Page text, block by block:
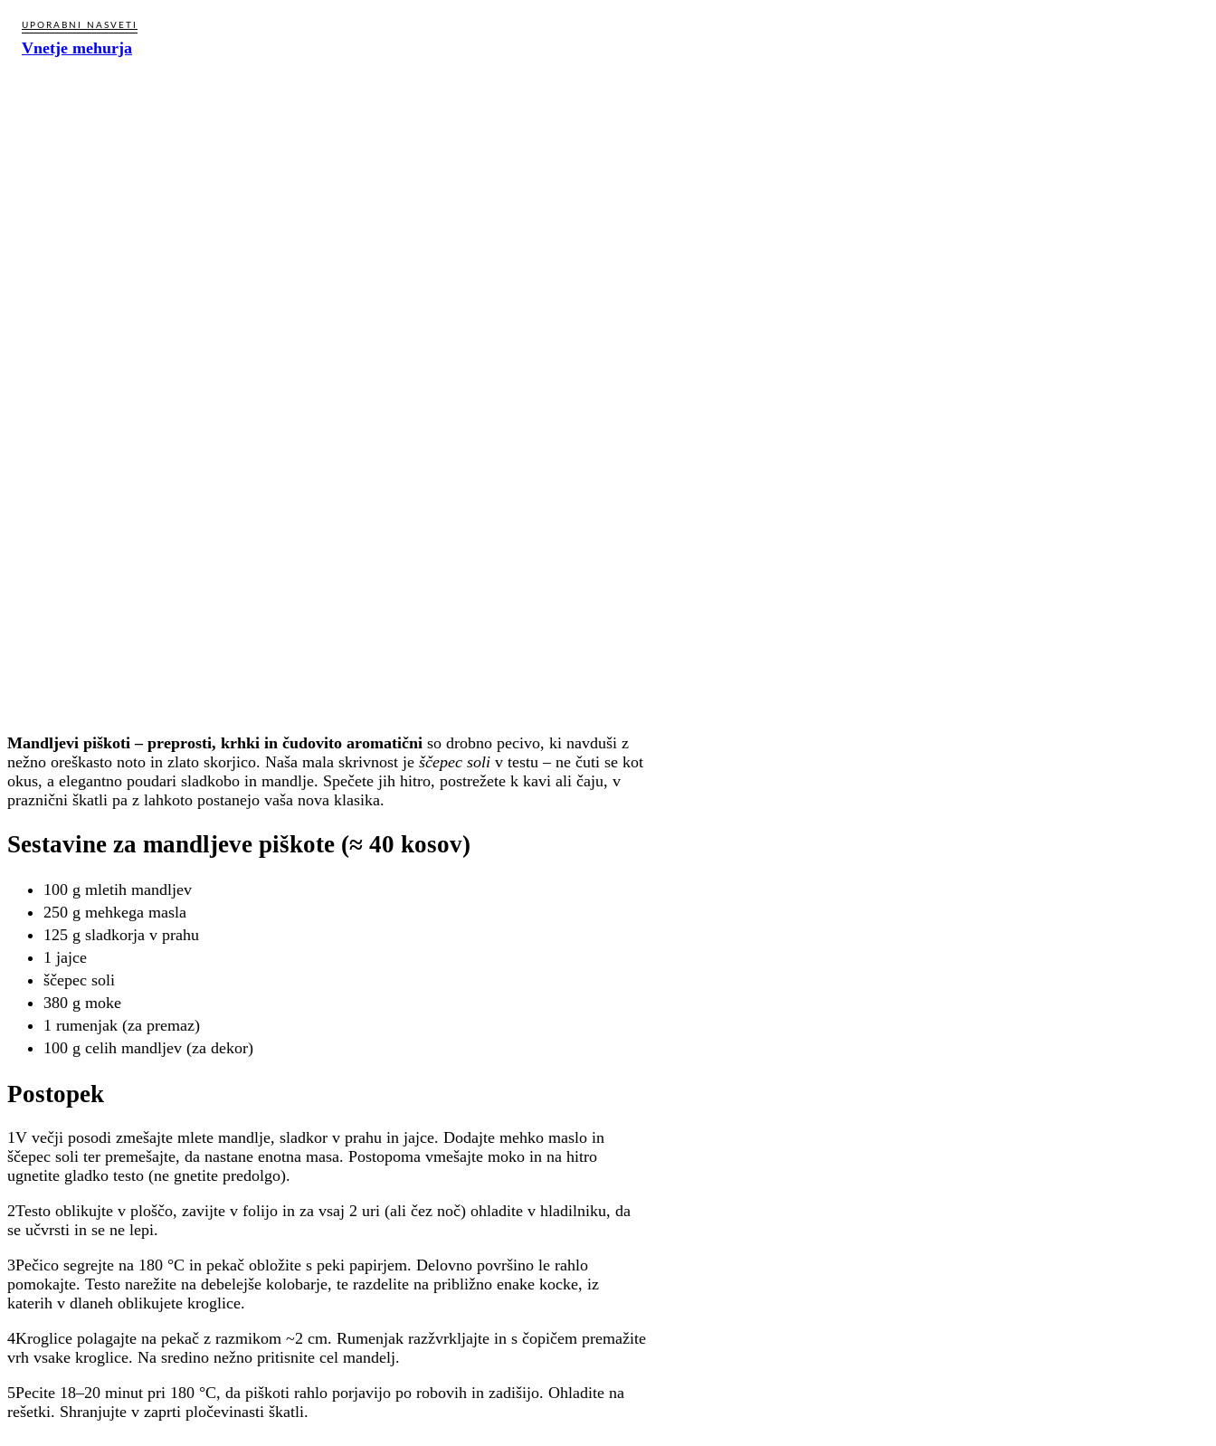
UPORABNI NASVETI
Vnetje mehurja
Mandljevi piškoti – preprosti, krhki in čudovito aromatični so drobno pecivo, ki navduši z
nežno oreškasto noto in zlato skorjico. Naša mala skrivnost je ščepec soli v testu – ne čuti se kot
okus, a elegantno poudari sladkobo in mandlje. Spečete jih hitro, postrežete k kavi ali čaju, v
praznični škatli pa z lahkoto postanejo vaša nova klasika.
Sestavine za mandljeve piškote (≈ 40 kosov)
100 g mletih mandljev
250 g mehkega masla
125 g sladkorja v prahu
1 jajce
ščepec soli
380 g moke
1 rumenjak (za premaz)
100 g celih mandljev (za dekor)
Postopek
1V večji posodi zmešajte mlete mandlje, sladkor v prahu in jajce. Dodajte mehko maslo in
ščepec soli ter premešajte, da nastane enotna masa. Postopoma vmešajte moko in na hitro
ugnetite gladko testo (ne gnetite predolgo).
2Testo oblikujte v ploščo, zavijte v folijo in za vsaj 2 uri (ali čez noč) ohladite v hladilniku, da
se učvrsti in se ne lepi.
3Pečico segrejte na 180 °C in pekač obložite s peki papirjem. Delovno površino le rahlo
pomokajte. Testo narežite na debelejše kolobarje, te razdelite na približno enake kocke, iz
katerih v dlaneh oblikujete kroglice.
4Kroglice polagajte na pekač z razmikom ~2 cm. Rumenjak razžvrkljajte in s čopičem premažite
vrh vsake kroglice. Na sredino nežno pritisnite cel mandelj.
5Pecite 18–20 minut pri 180 °C, da piškoti rahlo porjavijo po robovih in zadišijo. Ohladite na
rešetki. Shranjujte v zaprti pločevinasti škatli.